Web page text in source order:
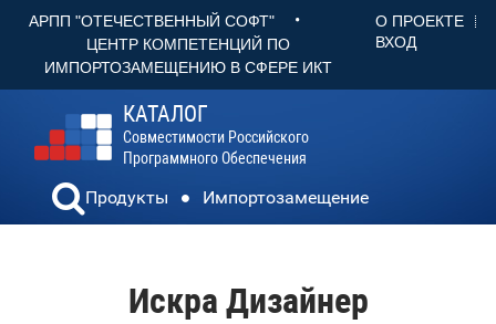
АРПП "ОТЕЧЕСТВЕННЫЙ СОФТ" •
ЦЕНТР КОМПЕТЕНЦИЙ ПО
ИМПОРТОЗАМЕЩЕНИЮ В СФЕРЕ ИКТ
О ПРОЕКТЕ
ВХОД
КАТАЛОГ
Совместимости Российского
Программного Обеспечения
Продукты Импортозамещение
Искра Дизайнер